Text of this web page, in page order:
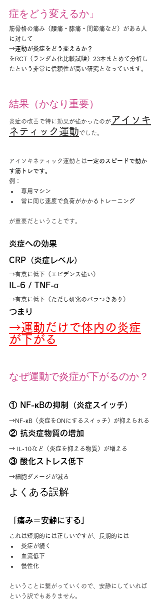
症をどう変えるか」
筋骨格の痛み（腰痛・膝痛・関節痛など）がある人
に対して
→運動が炎症をどう変えるか？
をRCT（ランダム化比較試験）23本まとめて分析し
たという非常に信頼性が高い研究となっています。
結果（かなり重要）
炎症の改善で特に効果が強かったのが アイソキ
ネティック運動でした。
アイソキネティック運動とは一定のスピードで動か
す筋トレです。
例：
専用マシン
常に同じ速度で負荷がかかるトレーニング
が重要だということです。
炎症への効果
CRP（炎症レベル）
→有意に低下（エビデンス強い）
IL-6 / TNF-α
→有意に低下（ただし研究のバラつきあり）
つまり
→運動だけで体内の炎症
が下がる
なぜ運動で炎症が下がるのか？
① NF-κBの抑制（炎症スイッチ）
→NF-κB（炎症をONにするスイッチ）が抑えられる
② 抗炎症物質の増加
→ IL-10など（炎症を抑える物質）が増える
③ 酸化ストレス低下
→細胞ダメージが減る
よくある誤解
「痛み＝安静にする」
これは短期的には正しいですが、長期的には
炎症が続く
血流低下
慢性化
ということに繋がっていくので、安静にしていれば
という訳でもありません。